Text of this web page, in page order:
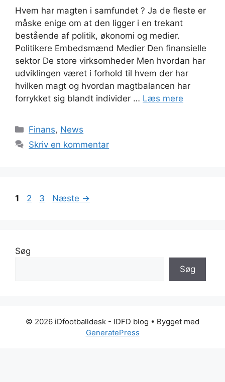
Hvem har magten i samfundet ? Ja de fleste er
måske enige om at den ligger i en trekant
bestående af politik, økonomi og medier.
Politikere Embedsmænd Medier Den finansielle
sektor De store virksomheder Men hvordan har
udviklingen været i forhold til hvem der har
hvilken magt og hvordan magtbalancen har
forrykket sig blandt individer … Læs mere
Kategorier
Finans, News
Skriv en kommentar
Side
1 Side
2 Side
3 Næste →
Søg
Søg
© 2026 iDfootballdesk - IDFD blog • Bygget med
GeneratePress